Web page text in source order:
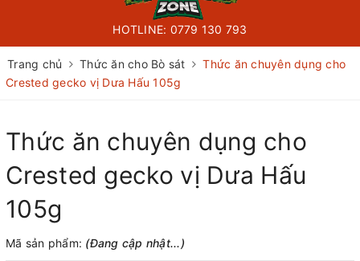
HOTLINE: 0779 130 793
Trang chủ Thức ăn cho Bò sát
Thức ăn chuyên dụng cho
Crested gecko vị Dưa Hấu 105g
Thức ăn chuyên dụng cho
Crested gecko vị Dưa Hấu
105g
Mã sản phẩm: (Đang cập nhật...)